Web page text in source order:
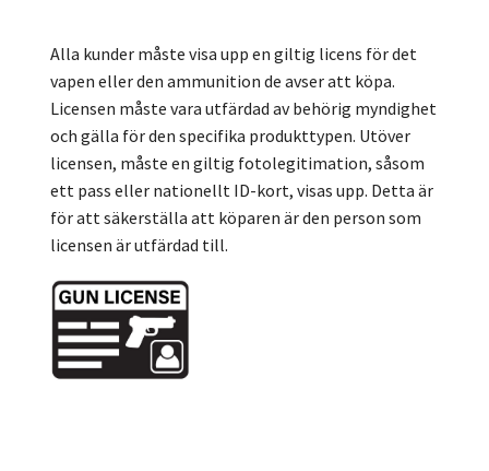
Alla kunder måste visa upp en giltig licens för det
vapen eller den ammunition de avser att köpa.
Licensen måste vara utfärdad av behörig myndighet
och gälla för den specifika produkttypen. Utöver
licensen, måste en giltig fotolegitimation, såsom
ett pass eller nationellt ID-kort, visas upp. Detta är
för att säkerställa att köparen är den person som
licensen är utfärdad till.